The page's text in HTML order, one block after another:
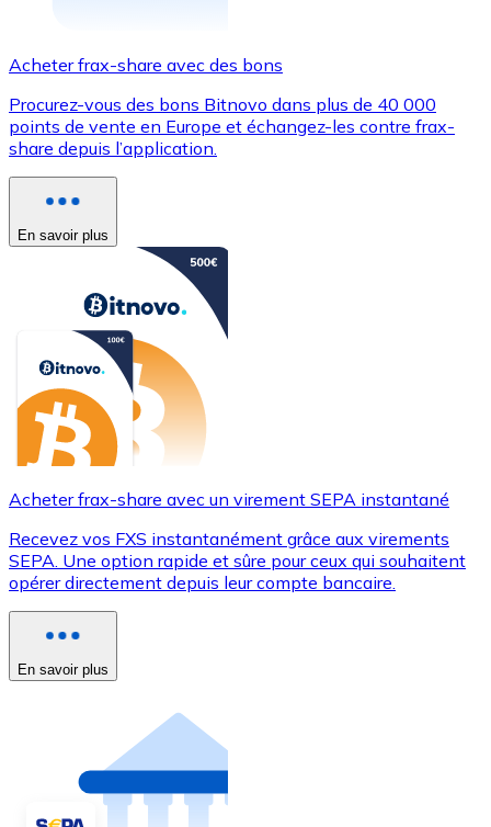
Acheter frax-share avec des bons
Procurez-vous des bons Bitnovo dans plus de 40 000
points de vente en Europe et échangez-les contre frax-
share depuis l’application.
En savoir plus
Acheter frax-share avec un virement SEPA instantané
Recevez vos FXS instantanément grâce aux virements
SEPA. Une option rapide et sûre pour ceux qui souhaitent
opérer directement depuis leur compte bancaire.
En savoir plus